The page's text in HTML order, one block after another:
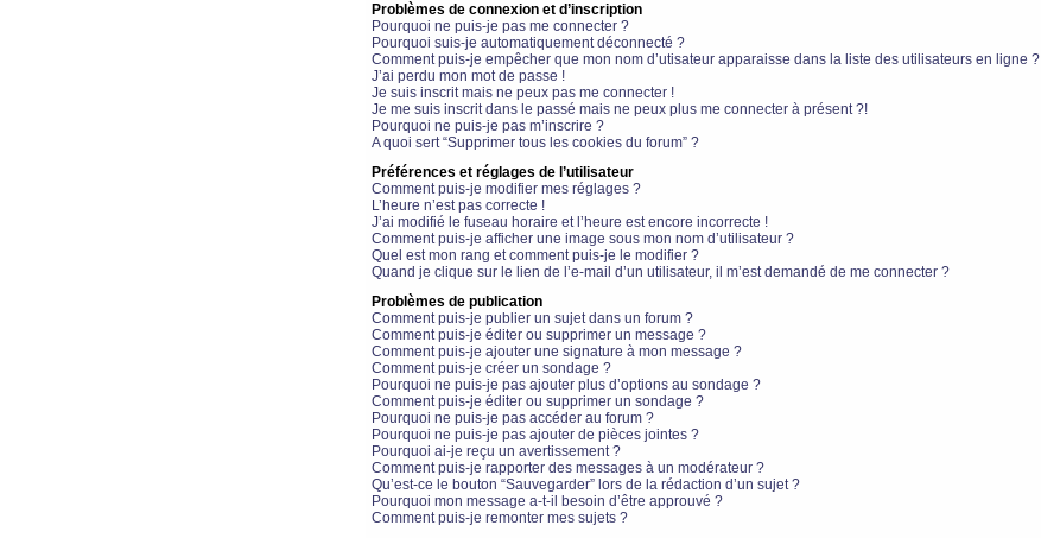
Problèmes de connexion et d’inscription
Pourquoi ne puis-je pas me connecter ?
Pourquoi suis-je automatiquement déconnecté ?
Comment puis-je empêcher que mon nom d’utisateur apparaisse dans la liste des utilisateurs en ligne ?
J’ai perdu mon mot de passe !
Je suis inscrit mais ne peux pas me connecter !
Je me suis inscrit dans le passé mais ne peux plus me connecter à présent ?!
Pourquoi ne puis-je pas m’inscrire ?
A quoi sert “Supprimer tous les cookies du forum” ?
Préférences et réglages de l’utilisateur
Comment puis-je modifier mes réglages ?
L’heure n’est pas correcte !
J’ai modifié le fuseau horaire et l’heure est encore incorrecte !
Comment puis-je afficher une image sous mon nom d’utilisateur ?
Quel est mon rang et comment puis-je le modifier ?
Quand je clique sur le lien de l’e-mail d’un utilisateur, il m’est demandé de me connecter ?
Problèmes de publication
Comment puis-je publier un sujet dans un forum ?
Comment puis-je éditer ou supprimer un message ?
Comment puis-je ajouter une signature à mon message ?
Comment puis-je créer un sondage ?
Pourquoi ne puis-je pas ajouter plus d’options au sondage ?
Comment puis-je éditer ou supprimer un sondage ?
Pourquoi ne puis-je pas accéder au forum ?
Pourquoi ne puis-je pas ajouter de pièces jointes ?
Pourquoi ai-je reçu un avertissement ?
Comment puis-je rapporter des messages à un modérateur ?
Qu’est-ce le bouton “Sauvegarder” lors de la rédaction d’un sujet ?
Pourquoi mon message a-t-il besoin d’être approuvé ?
Comment puis-je remonter mes sujets ?